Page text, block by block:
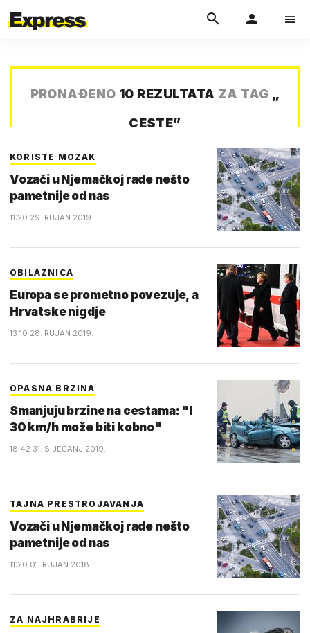
PRONAĐENO 10 REZULTATA ZA TAG „
CESTE”
KORISTE MOZAK
Vozači u Njemačkoj rade nešto
pametnije od nas
11:20 29. RUJAN 2019.
OBILAZNICA
Europa se prometno povezuje, a
Hrvatske nigdje
13:10 28. RUJAN 2019.
OPASNA BRZINA
Smanjuju brzine na cestama: "I
30 km/h može biti kobno"
18:42 31. SIJEČANJ 2019.
TAJNA PRESTROJAVANJA
Vozači u Njemačkoj rade nešto
pametnije od nas
11:20 01. RUJAN 2018.
ZA NAJHRABRIJE